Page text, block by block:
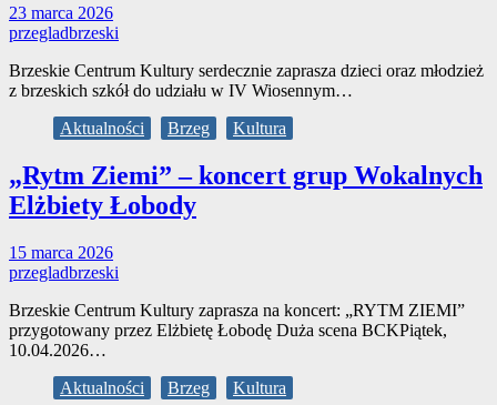
23 marca 2026
przegladbrzeski
Brzeskie Centrum Kultury serdecznie zaprasza dzieci oraz młodzież
z brzeskich szkół do udziału w IV Wiosennym…
Aktualności
Brzeg Kultura
„Rytm Ziemi” – koncert grup Wokalnych
Elżbiety Łobody
15 marca 2026
przegladbrzeski
Brzeskie Centrum Kultury zaprasza na koncert: „RYTM ZIEMI”
przygotowany przez Elżbietę Łobodę Duża scena BCKPiątek,
10.04.2026…
Aktualności
Brzeg Kultura